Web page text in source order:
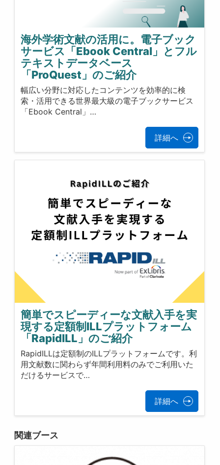
海外学術文献の活用に。電子ブック
サービス「Ebook Central」とフル
テキストデータベース
「ProQuest」のご紹介
幅広い分野に対応したコンテンツを効率的に検
索・活用できる世界最大級の電子ブックサービス
「Ebook Central」…
詳細へ
簡単でスピーディーな文献入手を実
現する定額制ILLプラットフォーム
「RapidILL」のご紹介
RapidILLは定額制のILLプラットフォームです。利
用文献数に関わらず年間利用料のみでご利用いた
だけるサービスで…
詳細へ
関連ブース